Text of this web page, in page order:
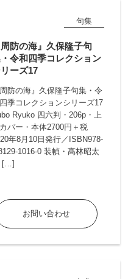
句集
周防の海』久保隆子句
令和四季コレクション
ーズ17
周防の海』久保隆子句集・令
季コレクションシリーズ17
Ryuko 四六判・206p・上
バー・本体2700円＋税
年8月10日発行／ISBN978-
1016-0 装幀・髙林昭太
[…]
お問い合わせ